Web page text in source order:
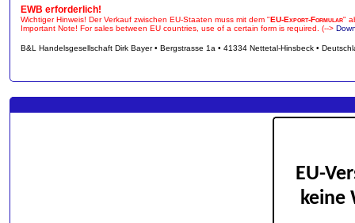
EWB erforderlich!
Wichtiger Hinweis! Der Verkauf zwischen EU-Staaten muss mit dem "EU-Export-Formular"
Important Note! For sales between EU countries, use of a certain form is required. (-->
B&L Handelsgesellschaft Dirk Bayer • Bergstrasse 1a • 41334 Nettetal-Hinsbeck •